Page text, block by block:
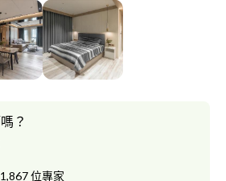
設計美學，不再只是單純的居所。
？
位專家